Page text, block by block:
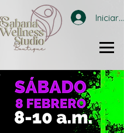
Iniciar